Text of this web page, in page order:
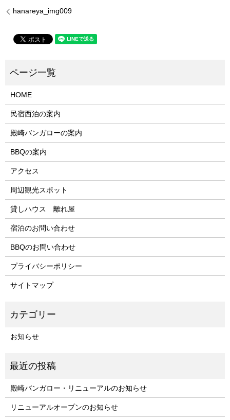
hanareya_img009
HOME
民宿西泊の案内
殿崎バンガローの案内
BBQの案内
アクセス
周辺観光スポット
貸しハウス 離れ屋
宿泊のお問い合わせ
BBQのお問い合わせ
プライバシーポリシー
サイトマップ
お知らせ
殿崎バンガロー・リニューアルのお知らせ
リニューアルオープンのお知らせ